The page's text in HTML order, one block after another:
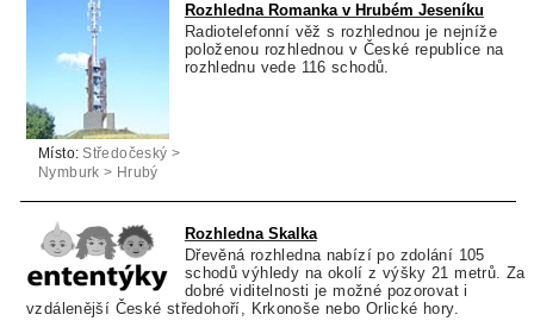
Rozhledna Romanka v Hrubém Jeseníku
Radiotelefonní věž s rozhlednou je nejníže
položenou rozhlednou v České republice na
rozhlednu vede 116 schodů.
Místo: Středočeský >
Nymburk > Hrubý
Rozhledna Skalka
Dřevěná rozhledna nabízí po zdolání 105
schodů výhledy na okolí z výšky 21 metrů. Za
dobré viditelnosti je možné pozorovat i
vzdálenější České středohoří, Krkonoše nebo Orlické hory.